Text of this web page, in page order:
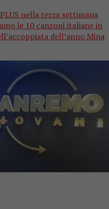
nella terza settimana
le 10 canzoni italiane in
dell’anno Mina